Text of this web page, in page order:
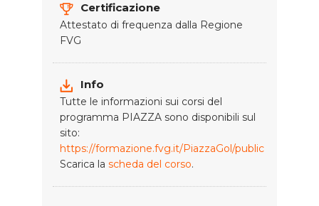
Certificazione
Attestato di frequenza dalla Regione
FVG
Info
Tutte le informazioni sui corsi del
programma PIAZZA sono disponibili sul
sito:
https://formazione.fvg.it/PiazzaGol/public
Scarica la scheda del corso.